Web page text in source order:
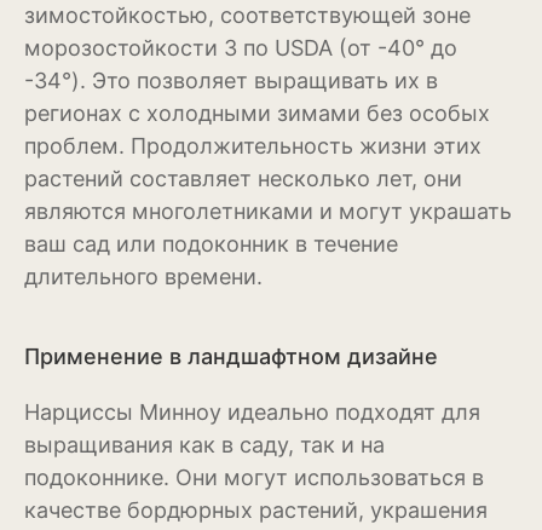
Фикус
Кустарники и деревья
Бересклет
Буддлея
Бузина
Вейгела
Жимолость
Ива
зимостойкостью, соответствующей зоне
морозостойкости 3 по USDA (от -40° до
-34°). Это позволяет выращивать их в
регионах с холодными зимами без особых
проблем. Продолжительность жизни этих
растений составляет несколько лет, они
являются многолетниками и могут украшать
ваш сад или подоконник в течение
длительного времени.
Применение в ландшафтном дизайне
Нарциссы Минноу идеально подходят для
выращивания как в саду, так и на
подоконнике. Они могут использоваться в
качестве бордюрных растений, украшения